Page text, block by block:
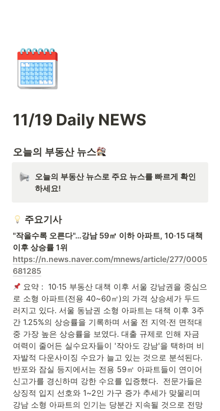
🗓️
11/19 Daily NEWS
오늘의 부동산 뉴스
오늘의 부동산 뉴스로 주요 뉴스를 빠르게 확인
하세요!
주요기사
"작을수록 오른다"…강남 59㎡ 이하 아파트, 10·15 대책
https://n.news.naver.com/mnews/article/277/0005
681285
요약 :  10·15 부동산 대책 이후 서울 강남권을 중심으
로 소형 아파트(전용 40~60㎡)의 가격 상승세가 두드
러지고 있다. 서울 동남권 소형 아파트는 대책 이후 3주
간 1.25%의 상승률을 기록하며 서울 전 지역·전 면적대
중 가장 높은 상승률을 보였다. 대출 규제로 인해 자금
여력이 줄어든 실수요자들이 '작아도 강남'을 택하며 비
자발적 다운사이징 수요가 늘고 있는 것으로 분석된다.
반포와 잠실 등지에서는 전용 59㎡ 아파트들이 연이어
신고가를 경신하며 강한 수요를 입증했다.  전문가들은
상징적 입지 선호와 1~2인 가구 증가 추세가 맞물리며
강남 소형 아파트의 인기는 당분간 지속될 것으로 전망